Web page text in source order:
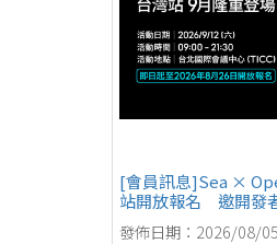
[會員訊息]Sea ×
站開放報名 邀開發
發佈日期：2026/08/05